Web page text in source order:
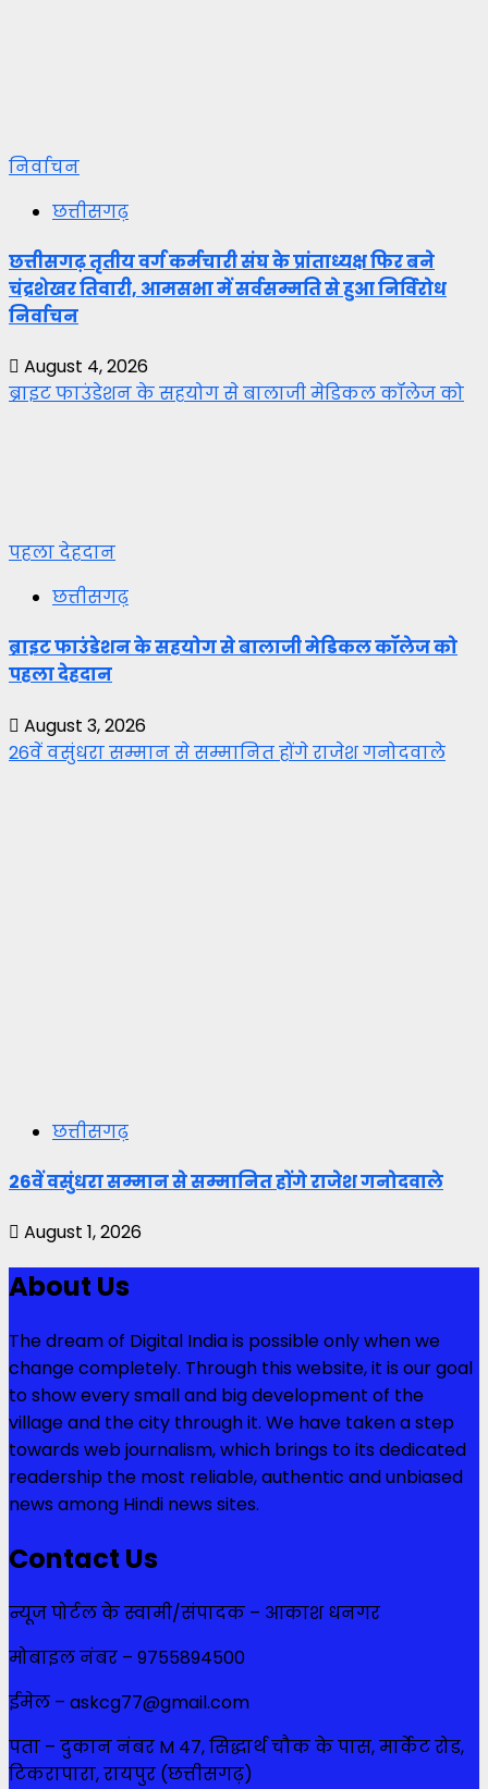
निर्वाचन
छत्तीसगढ़
छत्तीसगढ़ तृतीय वर्ग कर्मचारी संघ के प्रांताध्यक्ष फिर बने
चंद्रशेखर तिवारी, आमसभा में सर्वसम्मति से हुआ निर्विरोध
निर्वाचन
August 4, 2026
ब्राइट फाउंडेशन के सहयोग से बालाजी मेडिकल कॉलेज को
पहला देहदान
छत्तीसगढ़
ब्राइट फाउंडेशन के सहयोग से बालाजी मेडिकल कॉलेज को
पहला देहदान
August 3, 2026
26वें वसुंधरा सम्मान से सम्मानित होंगे राजेश गनोदवाले
छत्तीसगढ़
26वें वसुंधरा सम्मान से सम्मानित होंगे राजेश गनोदवाले
August 1, 2026
About Us
The dream of Digital India is possible only when we
change completely. Through this website, it is our goal
to show every small and big development of the
village and the city through it. We have taken a step
towards web journalism, which brings to its dedicated
readership the most reliable, authentic and unbiased
news among Hindi news sites.
Contact Us
न्यूज पोर्टल के स्वामी/संपादक – आकाश धनगर
मोबाइल नंबर – 9755894500
ईमेल – askcg77@gmail.com
पता – दुकान नंबर M 47, सिद्धार्थ चौक के पास, मार्केट रोड,
टिकरापारा, रायपुर (छत्तीसगढ़)